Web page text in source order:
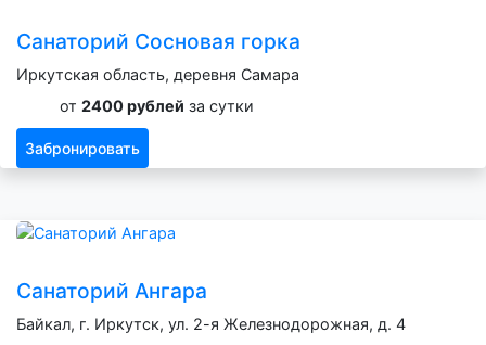
Санаторий Сосновая горка
Иркутская область, деревня Самара
от 2400 рублей за сутки
Забронировать
Санаторий Ангара
Байкал, г. Иркутск, ул. 2-я Железнодорожная, д. 4